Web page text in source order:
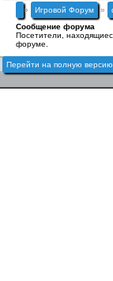
» Игровой Форум »
Сообщение форума
Посетители,
форуме.
Перейти на полную